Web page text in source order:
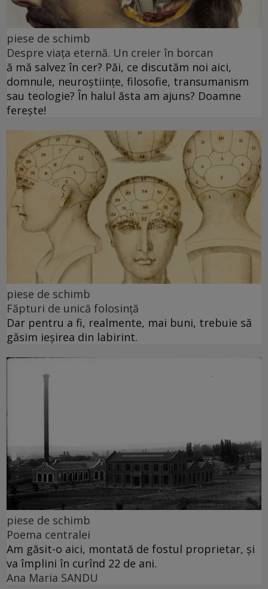
piese de schimb
Despre viața eternă. Un creier în borcan
ă mă salvez în cer? Păi, ce discutăm noi aici,
domnule, neuroștiințe, filosofie, transumanism
sau teologie? În halul ăsta am ajuns? Doamne
ferește!
piese de schimb
Făpturi de unică folosință
Dar pentru a fi, realmente, mai buni, trebuie să
găsim ieșirea din labirint.
piese de schimb
Poema centralei
Am găsit-o aici, montată de fostul proprietar, și
va împlini în curînd 22 de ani.
Ana Maria SANDU